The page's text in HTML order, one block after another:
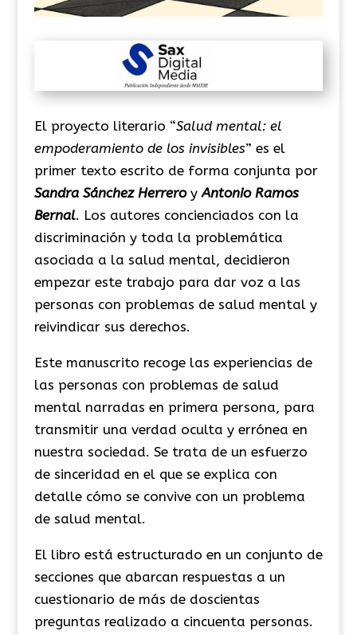
El proyecto literario “Salud mental: el
empoderamiento de los invisibles” es el
primer texto escrito de forma conjunta por
Sandra Sánchez HerreroyAntonio Ramos
Bernal. Los autores concienciados con la
discriminación y toda la problemática
asociada a la salud mental, decidieron
empezar este trabajo para dar voz a las
personas con problemas de salud mental y
reivindicar sus derechos.
Este manuscrito recoge las experiencias de
las personas con problemas de salud
mental narradas en primera persona, para
transmitir una verdad oculta y errónea en
nuestra sociedad. Se trata de un esfuerzo
de sinceridad en el que se explica con
detalle cómo se convive con un problema
de salud mental.
El libro está estructurado en un conjunto de
secciones que abarcan respuestas a un
cuestionario de más de doscientas
preguntas realizado a cincuenta personas.